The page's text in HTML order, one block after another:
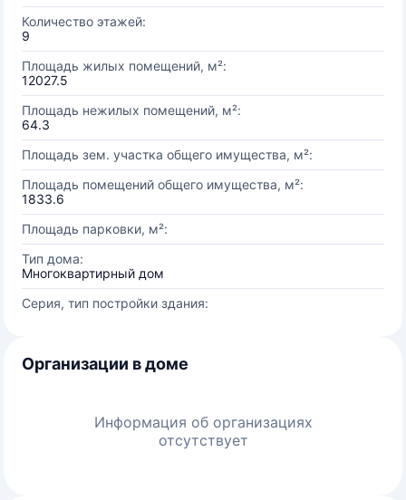
Количество этажей:
9
Площадь жилых помещений, м²:
12027.5
Площадь нежилых помещений, м²:
64.3
Площадь зем. участка общего имущества, м²:
Площадь помещений общего имущества, м²:
1833.6
Площадь парковки, м²:
Тип дома:
Многоквартирный дом
Серия, тип постройки здания:
Организации в доме
Информация об организациях
отсутствует